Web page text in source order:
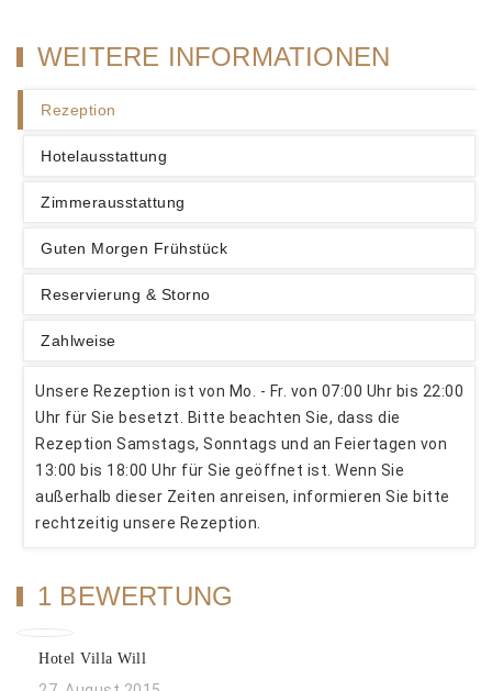
WEITERE INFORMATIONEN
Rezeption
Hotelausstattung
Zimmerausstattung
Guten Morgen Frühstück
Reservierung & Storno
Zahlweise
Unsere Rezeption ist von Mo. - Fr. von 07:00 Uhr bis 22:00
Uhr für Sie besetzt. Bitte beachten Sie, dass die
Rezeption Samstags, Sonntags und an Feiertagen von
13:00 bis 18:00 Uhr für Sie geöffnet ist. Wenn Sie
außerhalb dieser Zeiten anreisen, informieren Sie bitte
rechtzeitig unsere Rezeption.
1 BEWERTUNG
Hotel Villa Will